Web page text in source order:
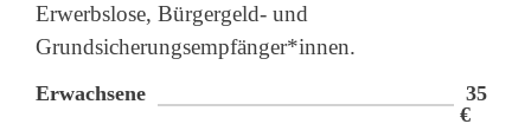
Erwerbslose, Bürgergeld- und
Grundsicherungsempfänger*innen.
Erwachsene
35
€